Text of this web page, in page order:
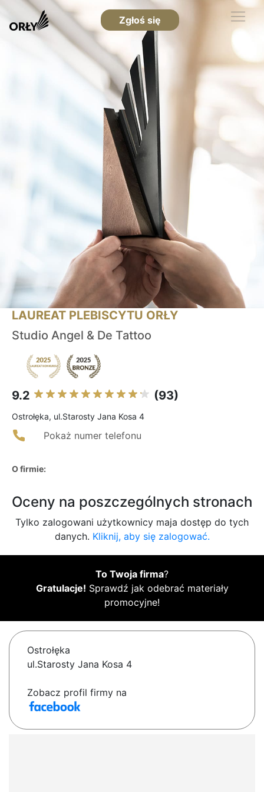
Zgłoś się
LAUREAT PLEBISCYTU ORŁY
Studio Angel & De Tattoo
9.2 (93)
Ostrołęka, ul.Starosty Jana Kosa 4
Pokaż numer telefonu
O firmie:
Oceny na poszczególnych stronach
Tylko zalogowani użytkownicy maja dostęp do tych
danych. Kliknij, aby się zalogować.
To Twoja firma?
Gratulacje! Sprawdź jak odebrać materiały
promocyjne!
Ostrołęka
ul.Starosty Jana Kosa 4
Zobacz profil firmy na